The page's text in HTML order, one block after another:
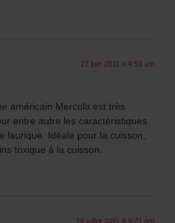
27 juin 2011 à 4:53 am
américain Mercola est très
entre autre les caractéristiques
laurique. Idéale pour la cuisson,
toxique à la cuisson.
14 juillet 2011 à 9:01 am